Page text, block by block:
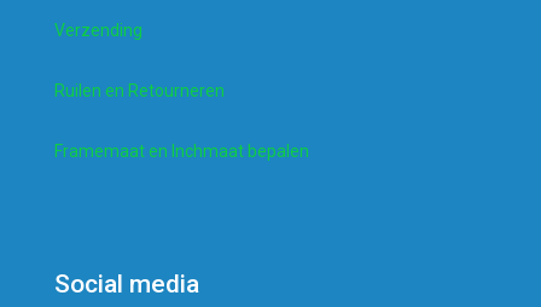
Verzending
Ruilen en Retourneren
Framemaat en Inchmaat bepalen
Social media